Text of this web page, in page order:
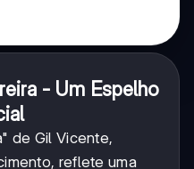
- Um Espelho
de Gil Vicente,
reflete uma